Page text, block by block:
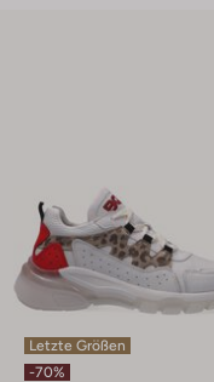
Letzte Größen
-70%